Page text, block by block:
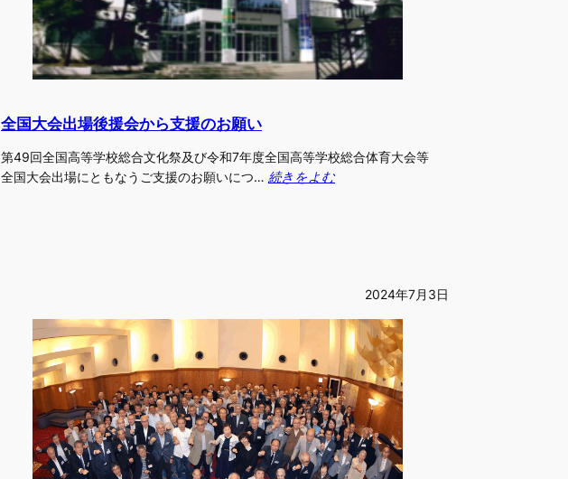
全国大会出場後援会から支援のお願い
第49回全国高等学校総合文化祭及び令和7年度全国高等学校総合体育大会等
全国大会出場にともなうご支援のお願いにつ… 続きをよむ
2024年7月3日